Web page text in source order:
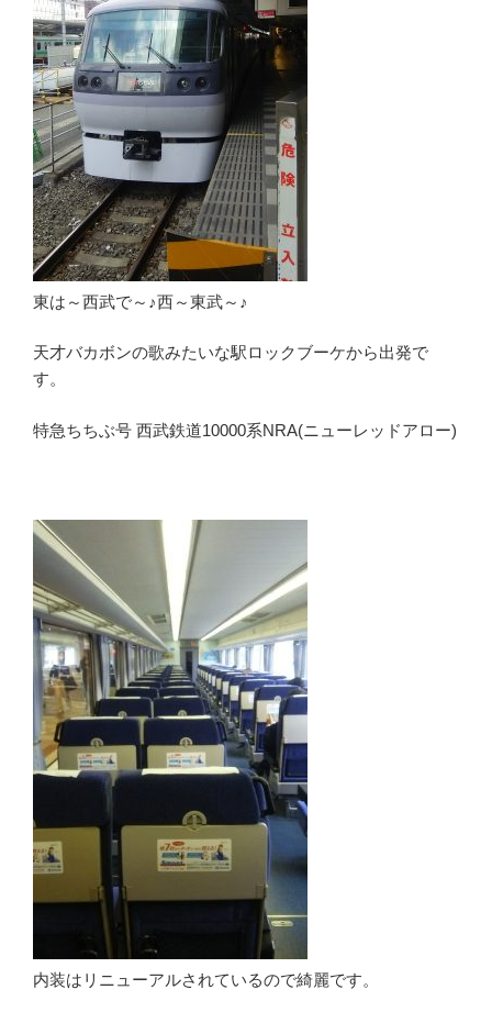
東は～西武で～♪西～東武～♪
天才バカボンの歌みたいな駅ロックブーケから出発で
す。
特急ちちぶ号 西武鉄道10000系NRA(ニューレッドアロー)
内装はリニューアルされているので綺麗です。